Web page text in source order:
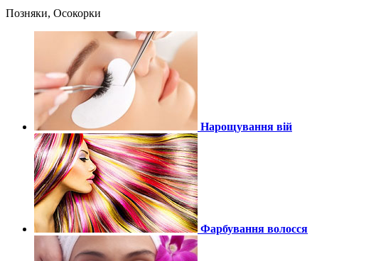
Позняки, Осокорки
Нарощування вій
Фарбування волосся